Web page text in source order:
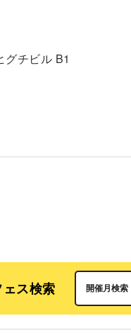
チビル B1
ス検索